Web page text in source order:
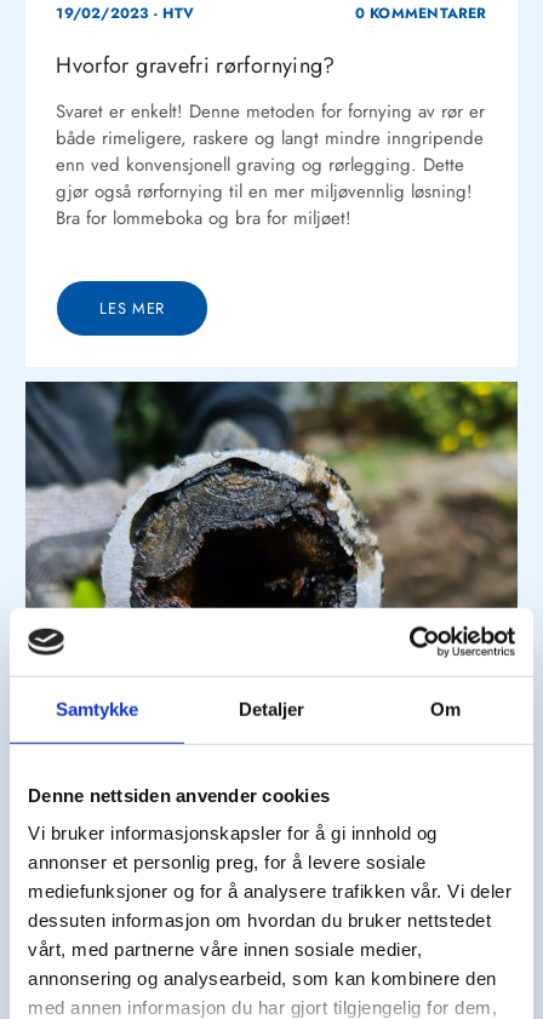
Samtykke Detaljer Om
Denne nettsiden anvender cookies
Vi bruker informasjonskapsler for å gi innhold og
annonser et personlig preg, for å levere sosiale
mediefunksjoner og for å analysere trafikken vår. Vi deler
dessuten informasjon om hvordan du bruker nettstedet
vårt, med partnerne våre innen sosiale medier,
annonsering og analysearbeid, som kan kombinere den
med annen informasjon du har gjort tilgjengelig for dem,
19/02/2023 -HTV 0 KOMMENTARER
Hvorfor gravefri rørfornying?
Svaret er enkelt! Denne metoden for fornying av rør er
både rimeligere, raskere og langt mindre inngripende
enn ved konvensjonell graving og rørlegging. Dette
gjør også rørfornying til en mer miljøvennlig løsning!
Bra for lommeboka og bra for miljøet!
LES MER